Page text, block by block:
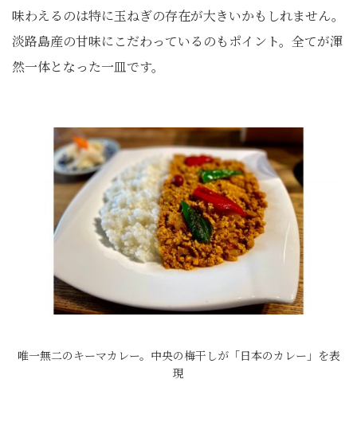
味わえるのは特に玉ねぎの存在が大きいかもしれません。
淡路島産の甘味にこだわっているのもポイント。全てが渾
然一体となった一皿です。
唯一無二のキーマカレー。中央の梅干しが「日本のカレー」を表
現